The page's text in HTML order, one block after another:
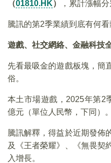
（01810.HK） ，累計漲幅
騰訊的第2季業績到底有何看
遊戲、社交網絡、金融科技
先看最吸金的遊戲板塊，簡
俗。
本土市場遊戲，2025年第2
億元（單位人民幣，下同）。
騰訊解釋，得益於近期發佈
及《王者榮耀》、《無畏契
入增長。